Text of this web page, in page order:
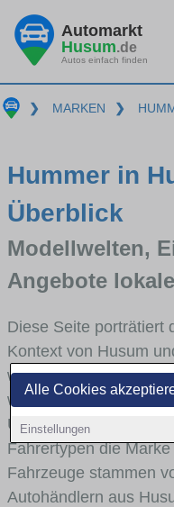
Alle Cookies
Einstellungen
Automarkt
Husum.de
Autos einfach finden
❯ MARKEN ❯
Hummer in
Überblick
Modellwelten,
Angebote
Diese Seite porträtiert
Kontext von Husum
welchen
welche Modellreihen
Umlandverkehr zu
Fahrertypen die
Fahrzeuge stammen
Autohändlern aus